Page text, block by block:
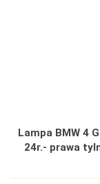
Lampa BMW 4
24r.- prawa